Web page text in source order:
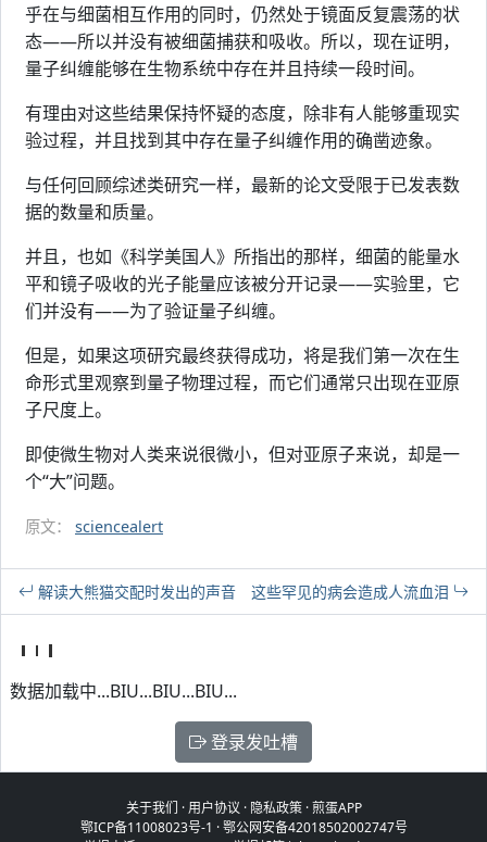
乎在与细菌相互作用的同时，仍然处于镜面反复震荡的状
态——所以并没有被细菌捕获和吸收。所以，现在证明，
量子纠缠能够在生物系统中存在并且持续一段时间。
有理由对这些结果保持怀疑的态度，除非有人能够重现实
验过程，并且找到其中存在量子纠缠作用的确凿迹象。
与任何回顾综述类研究一样，最新的论文受限于已发表数
据的数量和质量。
并且，也如《科学美国人》所指出的那样，细菌的能量水
平和镜子吸收的光子能量应该被分开记录——实验里，它
们并没有——为了验证量子纠缠。
但是，如果这项研究最终获得成功，将是我们第一次在生
命形式里观察到量子物理过程，而它们通常只出现在亚原
子尺度上。
即使微生物对人类来说很微小，但对亚原子来说，却是一
个“大”问题。
原文： sciencealert
解读大熊猫交配时发出的声音 这些罕见的病会造成人流血泪
数据加载中...BIU...BIU...BIU...
登录发吐槽
关于我们 ·用户协议 · 隐私政策·煎蛋APP
鄂ICP备11008023号-1 ·鄂公网安备42018502002747号